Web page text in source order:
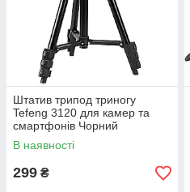
Штатив трипод триногу
Tefeng 3120 для камер та
смартфонів Чорний
В наявності
299 ₴